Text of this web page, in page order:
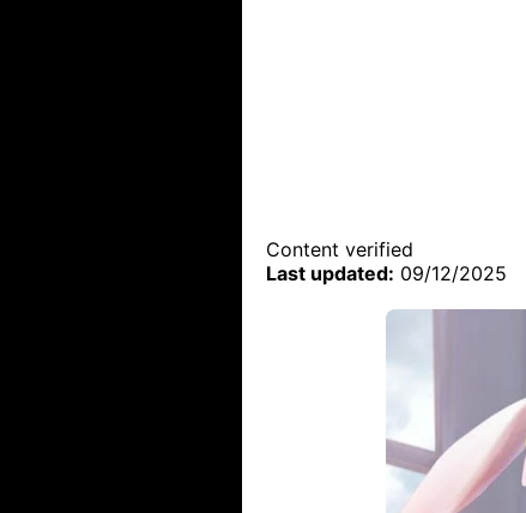
Content verified
Last updated: 09/12/2025